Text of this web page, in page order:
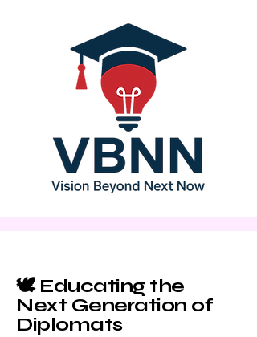
🕊️ Educating the
Next Generation of
Diplomats